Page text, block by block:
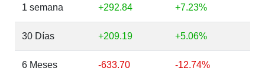
1 semana +292.84 +7.23%
30 Días +209.19 +5.06%
6 Meses -633.70 -12.74%